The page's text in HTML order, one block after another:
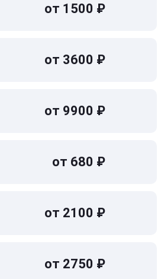
от 1500 ₽
от 3600 ₽
от 9900 ₽
от 680 ₽
от 2100 ₽
от 2750 ₽